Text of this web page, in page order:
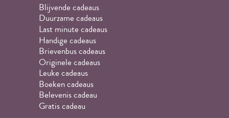
Blijvende cadeaus
Duurzame cadeaus
Last minute cadeaus
Handige cadeaus
Brievenbus cadeaus
Originele cadeaus
Leuke cadeaus
Boeken cadeaus
Belevenis cadeau
Gratis cadeau